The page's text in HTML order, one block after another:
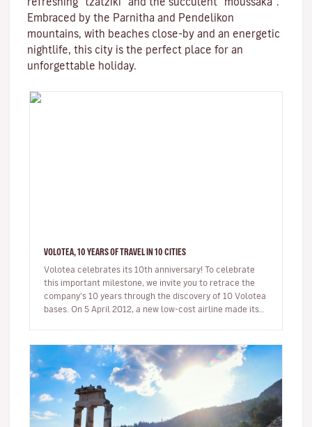
Embraced by the Parnitha and Pendelikon
mountains, with beaches close-by and an energetic
nightlife, this city is the perfect place for an
unforgettable holiday.
VOLOTEA, 10 YEARS OF TRAVEL IN 10 CITIES
Volotea celebrates its 10th anniversary! To celebrate
this important milestone, we invite you to retrace the
company's 10 years through the discovery of 10 Volotea
bases. On 5 April 2012, a new low-cost airline made its